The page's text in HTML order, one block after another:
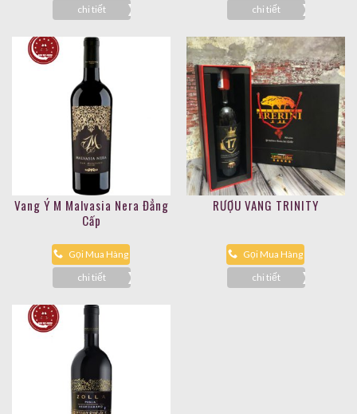
chi tiết
chi tiết
Vang Ý M Malvasia Nera Đẳng
Cấp
Gọi Mua Hàng
chi tiết
RƯỢU VANG TRINITY
Gọi Mua Hàng
chi tiết